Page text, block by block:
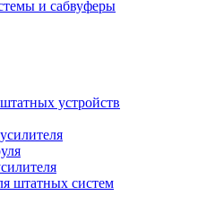
и сабвуферы
устройств
штатных систем